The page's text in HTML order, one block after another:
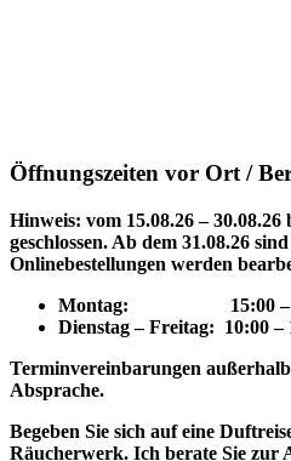
Öffnungszeiten vor Ort /
Hinweis: vom 15.08.26 –
geschlossen. Ab dem 31.08.26
Onlinebestellungen werden
Montag: 15:00
Dienstag – Freitag: 10:00 –
Terminvereinbarungen
Absprache.
Begeben Sie sich auf eine
Räucherwerk. Ich berate Sie zur